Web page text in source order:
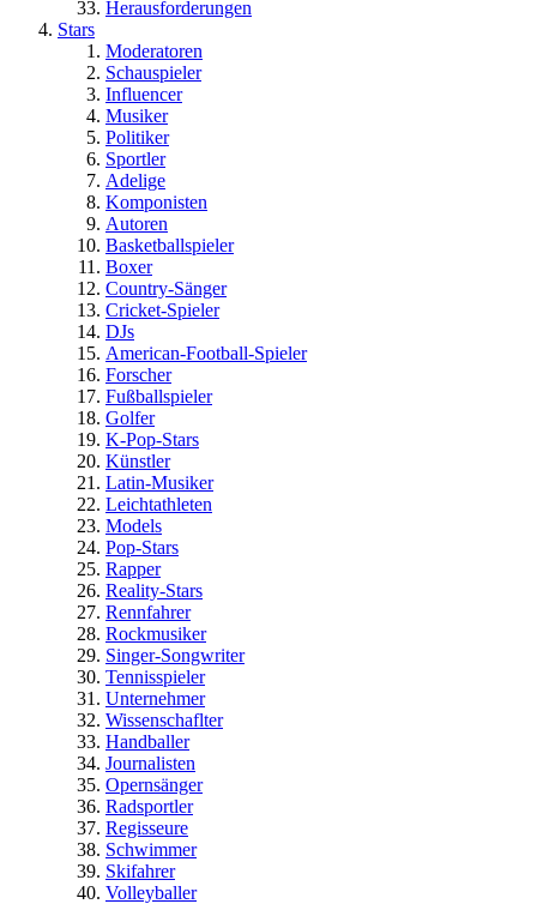
Herausforderungen
Stars
Moderatoren
Schauspieler
Influencer
Musiker
Politiker
Sportler
Adelige
Komponisten
Autoren
Basketballspieler
Boxer
Country-Sänger
Cricket-Spieler
DJs
American-Football-Spieler
Forscher
Fußballspieler
Golfer
K-Pop-Stars
Künstler
Latin-Musiker
Leichtathleten
Models
Pop-Stars
Rapper
Reality-Stars
Rennfahrer
Rockmusiker
Singer-Songwriter
Tennisspieler
Unternehmer
Wissenschaflter
Handballer
Journalisten
Opernsänger
Radsportler
Regisseure
Schwimmer
Skifahrer
Volleyballer